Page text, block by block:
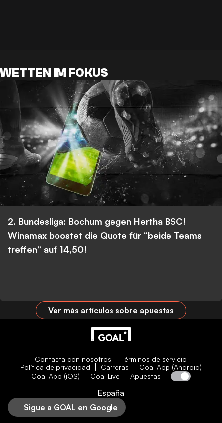
WETTEN IM FOKUS
2. Bundesliga: Bochum gegen Hertha BSC!
Winamax boostet die Quote für “beide Teams
treffen” auf 14,50!
Ver más artículos sobre apuestas
Contacta con nosotros
Términos de servicio
Política de privacidad
Carreras
Goal App (Android)
Goal App (iOS)
Goal Live Apuestas
España
Sigue a GOAL en Google